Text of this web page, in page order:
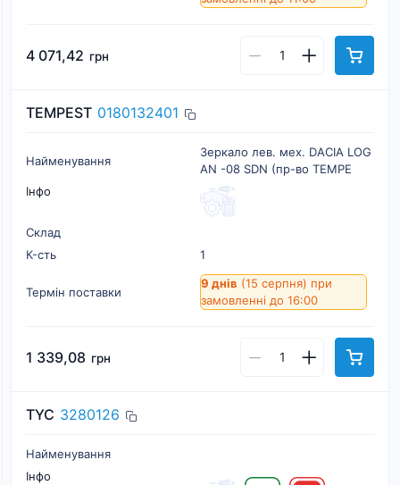
4 071,42 грн
TEMPEST 0180132401
Найменування
Зеркало лев. мех. DACIA LOG
AN -08 SDN (пр-во TEMPE
Інфо
Склад
К-cть
1
Термін поставки
9 днів (15 серпня) при
замовленні до 16:00
1 339,08 грн
TYC 3280126
Найменування
Інфо